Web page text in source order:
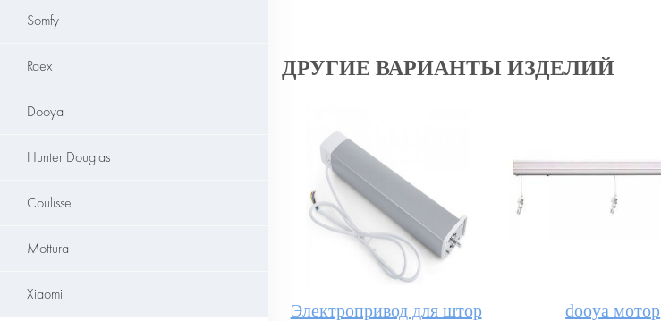
Somfy
Raex
Dooya
Hunter Douglas
Coulisse
Mottura
Xiaomi
ДРУГИЕ ВАРИАНТЫ ИЗДЕЛИЙ
Электропривод для штор
dooya мотор